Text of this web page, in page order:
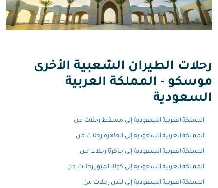
رحلات الطيران الشعبية الأخرى
موسكو - المملكة العربية
السعودية
المملكة العربية السعودية إلى مسقط رحلات من
المملكة العربية السعودية إلى القاهرة رحلات من
المملكة العربية السعودية إلى جاكرتا رحلات من
المملكة العربية السعودية إلى كوالا لمبور رحلات من
المملكة العربية السعودية إلى لندن رحلات من